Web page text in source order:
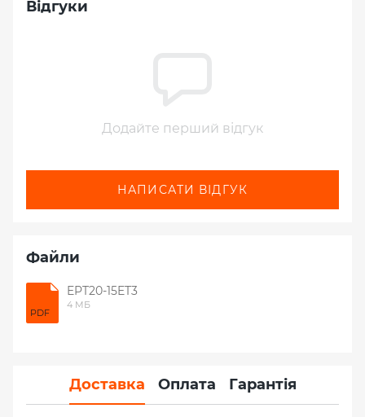
Відгуки
Додайте перший відгук
НАПИСАТИ ВІДГУК
Файли
PDF
EPT20-15ET3
4 МБ
Доставка Оплата Гарантія